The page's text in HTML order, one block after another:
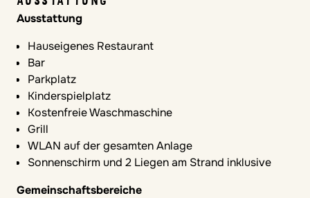
Ausstattung
Hauseigenes Restaurant
Bar
Parkplatz
Kinderspielplatz
Kostenfreie Waschmaschine
Grill
WLAN auf der gesamten Anlage
Sonnenschirm und 2 Liegen am Strand inklusive
Gemeinschaftsbereiche